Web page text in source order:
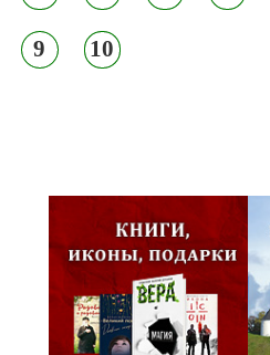
9 10